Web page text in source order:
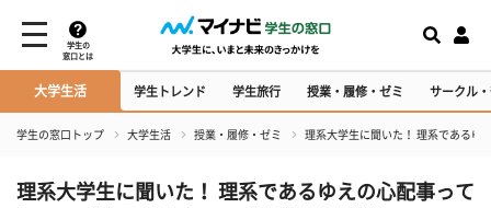
学生の
窓口とは
大学生活 学生トレンド 学生旅行 授業・履修・ゼミ サークル
学生の窓口トップ 大学生活 授業・履修・ゼミ 理系大学生に聞いた！ 理系であるゆ
理系大学生に聞いた！ 理系であるゆえの心配事って